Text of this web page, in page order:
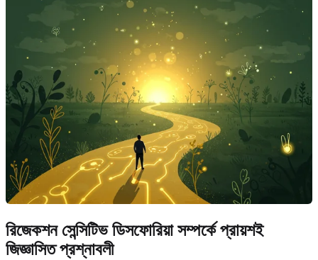
রিজেকশন সেন্সিটিভ ডিসফোরিয়া সম্পর্কে প্রায়শই
জিজ্ঞাসিত প্রশ্নাবলী